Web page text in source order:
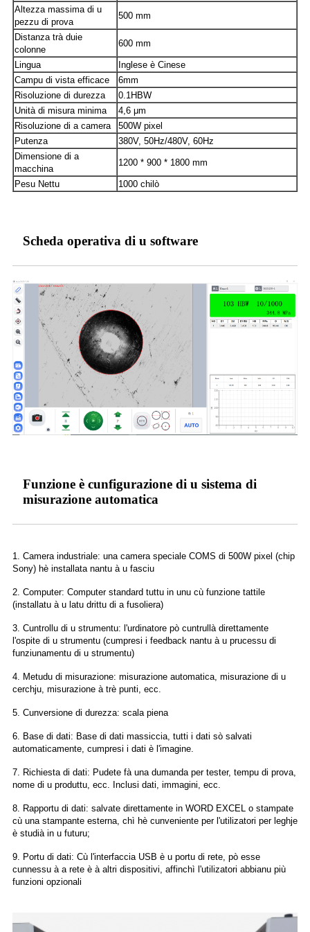
Altezza massima di u
pezzu di prova
500 mm
Distanza trà duie
colonne
600 mm
Lingua
Inglese è Cinese
Campu di vista efficace
6mm
Risoluzione di durezza
0.1HBW
Unità di misura minima
4,6 μm
Risoluzione di a camera
500W pixel
Putenza
380V, 50Hz/480V, 60Hz
Dimensione di a
macchina
1200 * 900 * 1800 mm
Pesu Nettu 1000 chilò
Scheda operativa di u software
Funzione è cunfigurazione di u sistema di
misurazione automatica
1. Camera industriale: una camera speciale COMS di 500W pixel (chip
Sony) hè installata nantu à u fasciu
2. Computer: Computer standard tuttu in unu cù funzione tattile
(installatu à u latu drittu di a fusoliera)
3. Cuntrollu di u strumentu: l'urdinatore pò cuntrullà direttamente
l'ospite di u strumentu (cumpresi i feedback nantu à u prucessu di
funziunamentu di u strumentu)
4. Metudu di misurazione: misurazione automatica, misurazione di u
cerchju, misurazione à trè punti, ecc.
5. Cunversione di durezza: scala piena
6. Base di dati: Base di dati massiccia, tutti i dati sò salvati
automaticamente, cumpresi i dati è l'imagine.
7. Richiesta di dati: Pudete fà una dumanda per tester, tempu di prova,
nome di u produttu, ecc. Inclusi dati, immagini, ecc.
8. Rapportu di dati: salvate direttamente in WORD EXCEL o stampate
cù una stampante esterna, chì hè cunveniente per l'utilizatori per leghje
è studià in u futuru;
9. Portu di dati: Cù l'interfaccia USB è u portu di rete, pò esse
cunnessu à a rete è à altri dispositivi, affinchì l'utilizatori abbianu più
funzioni opzionali